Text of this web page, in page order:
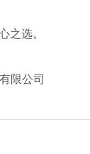
之选。
限公司